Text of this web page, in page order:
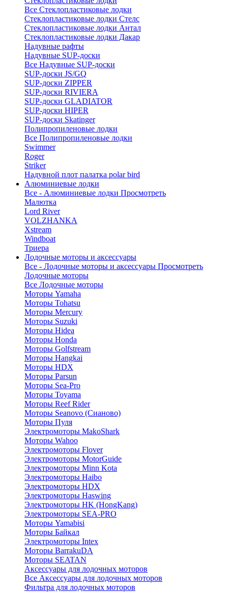
Все Стеклопластиковые лодки
Стеклопластиковые лодки Стелс
Стеклопластиковые лодки Антал
Стеклопластиковые лодки Дакар
Надувные рафты
Надувные SUP-доски
Все Надувные SUP-доски
SUP-доски JS/GQ
SUP-доски ZIPPER
SUP-доски RIVIERA
SUP-доски GLADIATOR
SUP-доски HIPER
SUP-доски Skatinger
Полипропиленовые лодки
Все Полипропиленовые лодки
Swimmer
Roger
Striker
Надувной плот палатка polar bird
Алюминиевые лодки
Все - Алюминиевые лодки Просмотреть
Малютка
Lord River
VOLZHANKA
Xstream
Windboat
Триера
Лодочные моторы и аксессуары
Все - Лодочные моторы и аксессуары Просмотреть
Лодочные моторы
Все Лодочные моторы
Моторы Yamaha
Моторы Tohatsu
Моторы Mercury
Моторы Suzuki
Моторы Hidea
Моторы Honda
Моторы Golfstream
Моторы Hangkai
Моторы HDX
Моторы Parsun
Моторы Sea-Pro
Моторы Toyama
Моторы Reef Rider
Моторы Seanovo (Сианово)
Моторы Пуля
Электромоторы MakoShark
Моторы Wahoo
Электромоторы Flover
Электромоторы MotorGuide
Электромоторы Minn Kota
Электромоторы Haibo
Электромоторы HDX
Электромоторы Haswing
Электромоторы HK (HongKang)
Электромоторы SEA-PRO
Моторы Yamabisi
Моторы Байкал
Электромоторы Intex
Моторы BarrakuDA
Моторы SEATAN
Аксессуары для лодочных моторов
Все Аксессуары для лодочных моторов
Фильтра для лодочных моторов